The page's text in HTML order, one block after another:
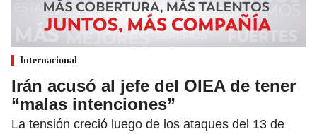
Internacional
Irán acusó al jefe del OIEA de tener
“malas intenciones”
La tensión creció luego de los ataques del 13 de